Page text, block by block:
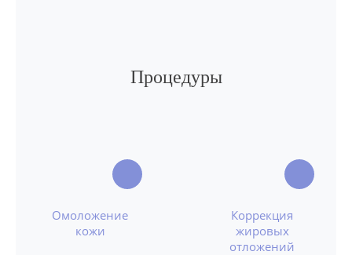
Процедуры
Омоложение
кожи
Коррекция
жировых
отложений